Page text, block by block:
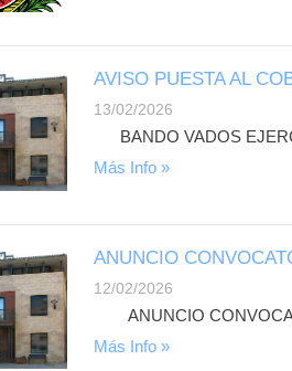
AVISO PUESTA AL
13/02/2026
BANDO VADOS
Más Info »
ANUNCIO
12/02/2026
ANUNCIO
Más Info »